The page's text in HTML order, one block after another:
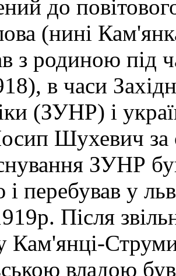
до
(нині
з родиною під
в часи
(ЗУНР) і
Шухевич за
ЗУНР
і перебував у
Після
Кам'янці-
владою